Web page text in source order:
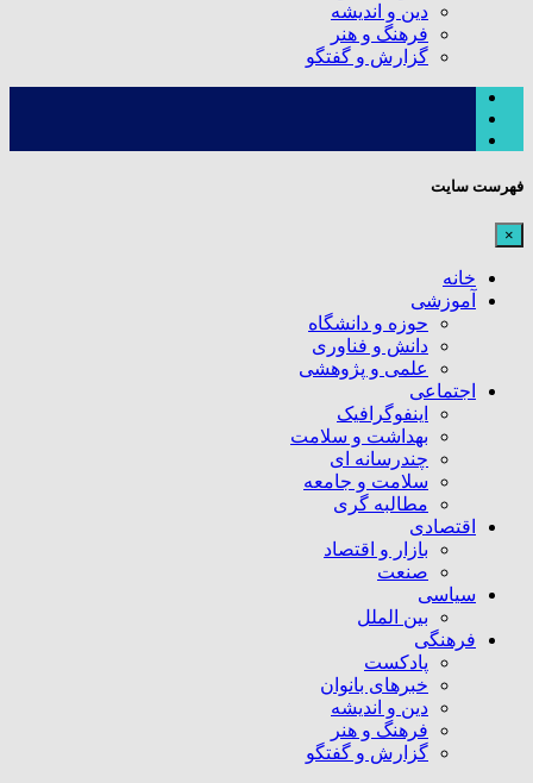
دین و اندیشه
فرهنگ و هنر
گزارش و گفتگو
فهرست سایت
×
خانه
آموزشی
حوزه و دانشگاه
دانش و فناوری
علمی و پژوهشی
اجتماعی
اینفوگرافیک
بهداشت و سلامت
چندرسانه ای
سلامت و جامعه
مطالبه گری
اقتصادی
بازار و اقتصاد
صنعت
سیاسی
بین الملل
فرهنگی
پادکست
خبرهای بانوان
دین و اندیشه
فرهنگ و هنر
گزارش و گفتگو